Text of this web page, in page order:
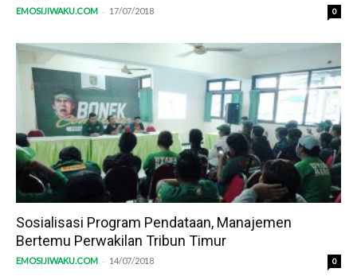
EMOSIJIWAKU.COM - 17/07/2018 0
Sosialisasi Program Pendataan, Manajemen
Bertemu Perwakilan Tribun Timur
EMOSIJIWAKU.COM - 14/07/2018 0